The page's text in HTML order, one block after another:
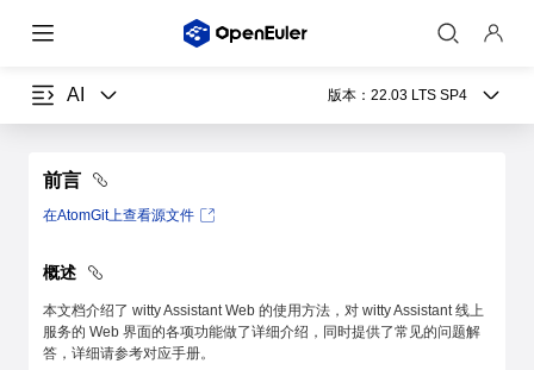
AI 版本： 22.03 LTS SP4
前言
在AtomGit上查看源文件
概述
本文档介绍了 witty Assistant Web 的使用方法，对 witty Assistant 线上
服务的 Web 界面的各项功能做了详细介绍，同时提供了常见的问题解
答，详细请参考对应手册。